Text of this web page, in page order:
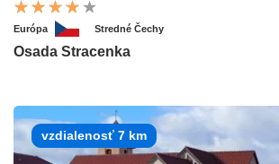
Európa Stredné Čechy
Osada Stracenka
vzdialenosť 7 km